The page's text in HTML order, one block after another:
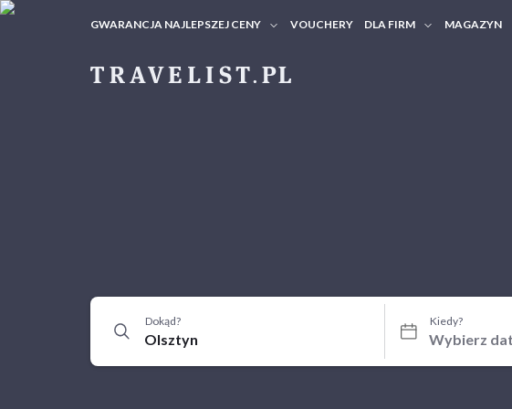
GWARANCJA NAJLEPSZEJ CENY VOUCHERY DLA FIRM MAGAZYN
Dokąd? Kiedy?